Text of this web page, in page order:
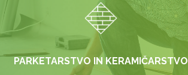
PARKETARSTVO IN KERAMIČARSTVO